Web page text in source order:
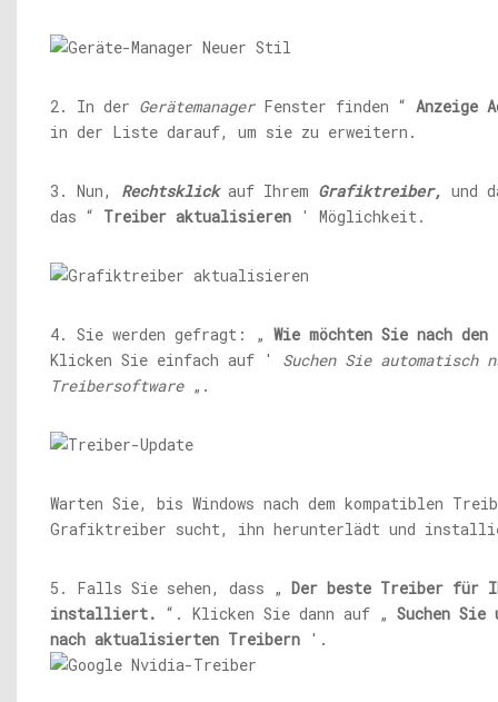
2. In der GerätemanagerFenster finden “ Anzeige
in der Liste darauf, um sie zu erweitern.
3. Nun, Rechtsklick auf Ihrem Grafiktreiber, und
das “ Treiber aktualisieren ' Möglichkeit.
4. Sie werden gefragt: „ Wie möchten Sie nach
Klicken Sie einfach auf ' Suchen Sie
Treibersoftware„.
Warten Sie, bis Windows nach dem kompatiblen
Grafiktreiber sucht, ihn herunterlädt und
5. Falls Sie sehen, dass „ Der beste Treiber für
installiert. “. Klicken Sie dann auf „ Suchen Sie
nach aktualisierten Treibern '.